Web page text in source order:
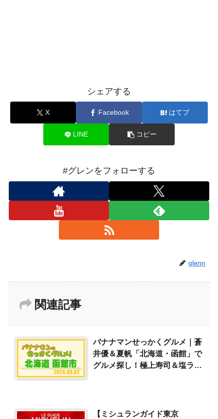
シェアする
X Facebook はてブ
LINE コピー
#グレンをフォローする
glenn
関連記事
バナナマンせっかくグルメ｜蒼
井優＆夏帆「北海道・函館」で
グルメ探し！極上寿司＆塩ラー
【ミシュランガイド東京